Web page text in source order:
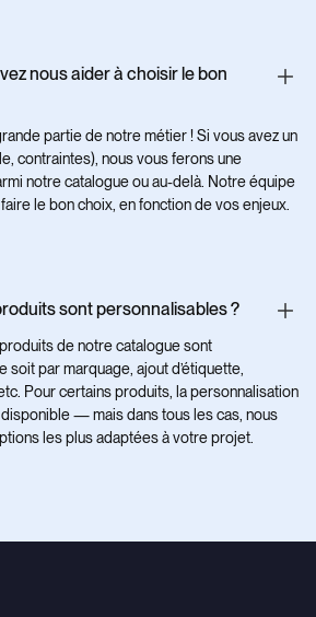
nous aider à choisir le bon
partie de notre métier ! Si vous avez un
contraintes), nous vous ferons une
notre catalogue ou au-delà. Notre équipe
le bon choix, en fonction de vos enjeux.
sont personnalisables ?
de notre catalogue sont
soit par marquage, ajout d’étiquette,
Pour certains produits, la personnalisation
— mais dans tous les cas, nous
les plus adaptées à votre projet.